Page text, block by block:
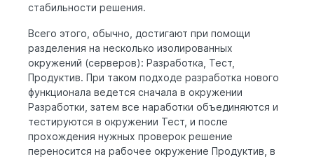
стабильности решения.
Всего этого, обычно, достигают при помощи
разделения на несколько изолированных
окружений (серверов): Разработка, Тест,
Продуктив. При таком подходе разработка нового
функционала ведется сначала в окружении
Разработки, затем все наработки объединяются и
тестируются в окружении Тест, и после
прохождения нужных проверок решение
переносится на рабочее окружение Продуктив, в